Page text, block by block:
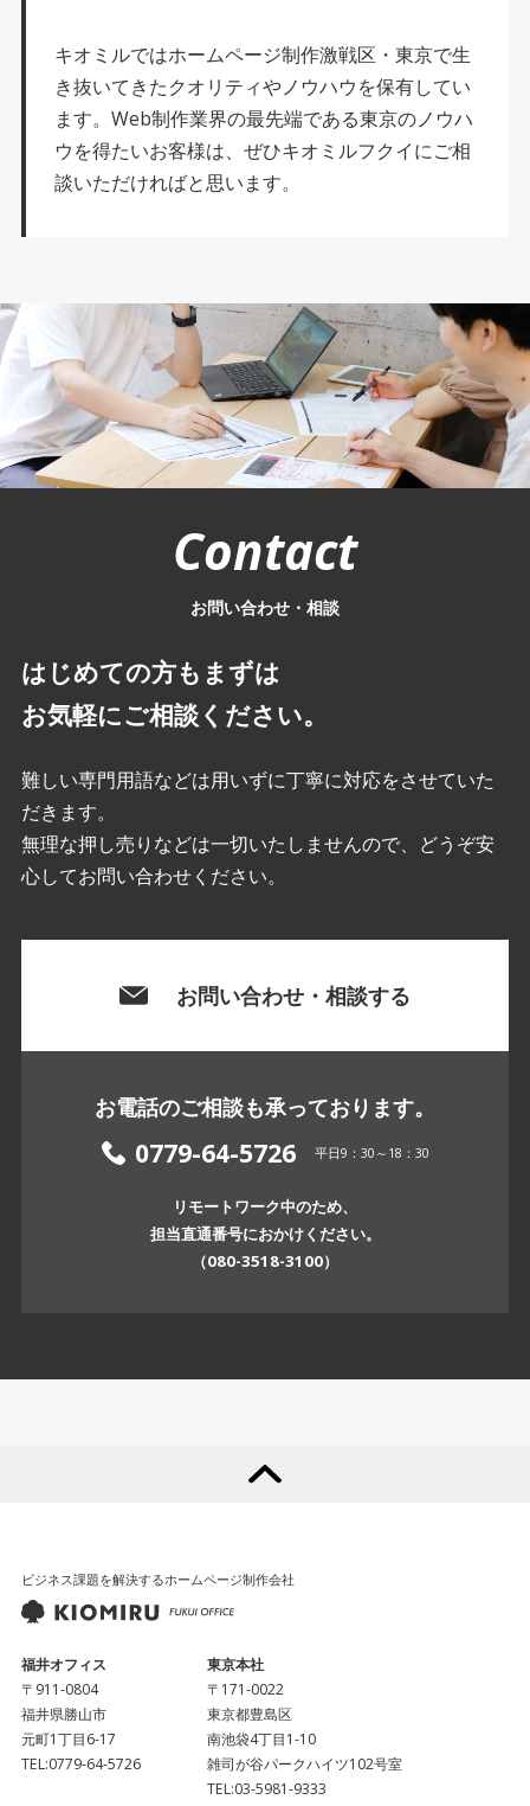
キオミルではホームページ制作激戦区・東京で生
き抜いてきたクオリティやノウハウを保有してい
ます。Web制作業界の最先端である東京のノウハ
ウを得たいお客様は、ぜひキオミルフクイにご相
談いただければと思います。
Contact
お問い合わせ・相談
はじめての方もまずは
お気軽にご相談ください。
難しい専門用語などは用いずに丁寧に対応をさせていた
だきます。
無理な押し売りなどは一切いたしませんので、どうぞ安
心してお問い合わせください。
お問い合わせ・相談する
お電話のご相談も承っております。
0779-64-5726 平日9：30～18：30
リモートワーク中のため、
担当直通番号におかけください。
（080-3518-3100）
ビジネス課題を解決するホームページ制作会社
福井オフィス
〒911-0804
福井県勝山市
元町1丁目6-17
TEL:0779-64-5726
東京本社
〒171-0022
東京都豊島区
南池袋4丁目1-10
雑司が谷パークハイツ102号室
TEL:03-5981-9333